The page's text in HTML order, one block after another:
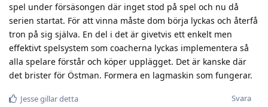
spel under försäsongen där inget stod på spel och nu då
serien startat. För att vinna måste dom börja lyckas och återfå
tron på sig själva. En del i det är givetvis ett enkelt men
effektivt spelsystem som coacherna lyckas implementera så
alla spelare förstår och köper upplägget. Det är kanske där
det brister för Östman. Formera en lagmaskin som fungerar.
Svara
Jessegillar detta